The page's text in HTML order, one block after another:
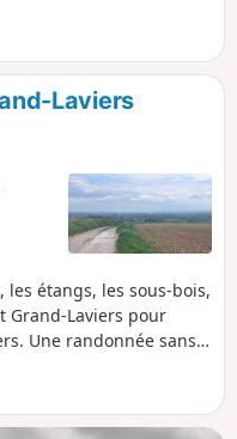
Laviers
étangs, les sous-bois,
Grand-Laviers pour
Une randonnée sans
pourvu que vous soyez